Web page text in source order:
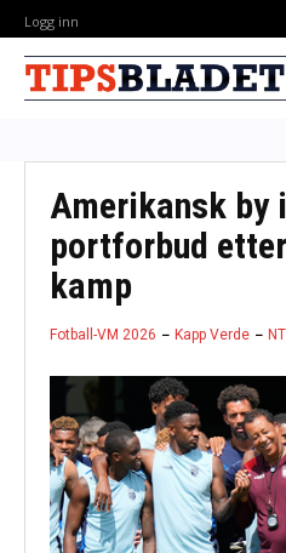
Logg inn
Amerikansk by
portforbud
kamp
Fotball-VM 2026 Kapp Verde